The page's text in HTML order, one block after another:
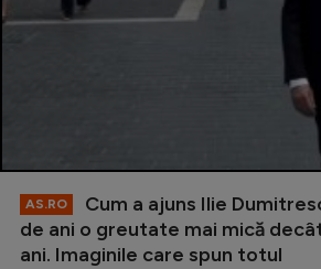
AS.RO
Cum a ajuns Ilie
de ani o greutate mai mică
ani. Imaginile care spun totul